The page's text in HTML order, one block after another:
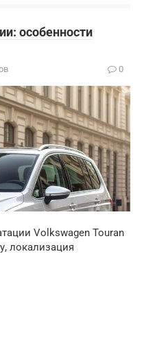
особенности
0
Volkswagen Touran
локализация